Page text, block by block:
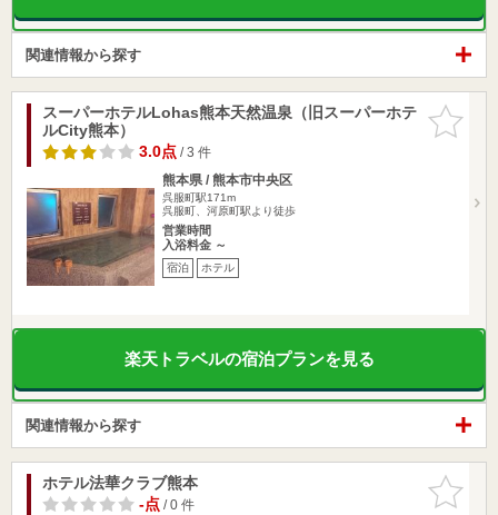
関連情報から探す
お気に入
りに追加
スーパーホテルLohas熊本天然温泉（旧スーパーホテ
ルCity熊本）
3.0点/ 3 件
熊本県 / 熊本市中央区
呉服町駅171m
呉服町、河原町駅より徒歩
営業時間
入浴料金 ～
宿泊 ホテル
楽天トラベルの宿泊プランを見る
関連情報から探す
お気に入
りに追加
ホテル法華クラブ熊本
-点/ 0 件